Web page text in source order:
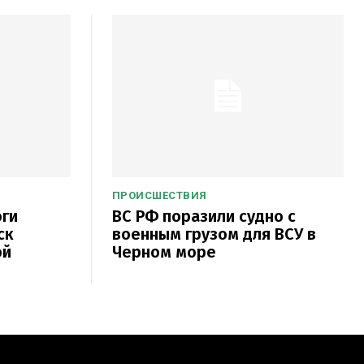
ПРОИСШЕСТВИЯ
ВС РФ поразили судно с
военным грузом для ВСУ в
Черном море